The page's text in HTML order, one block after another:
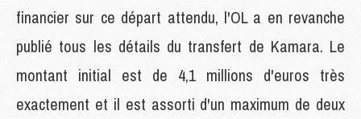
financier sur ce départ attendu, l'OL a en revanche
publié tous les détails du transfert de Kamara. Le
montant initial est de 4,1 millions d'euros très
exactement et il est assorti d'un maximum de deux